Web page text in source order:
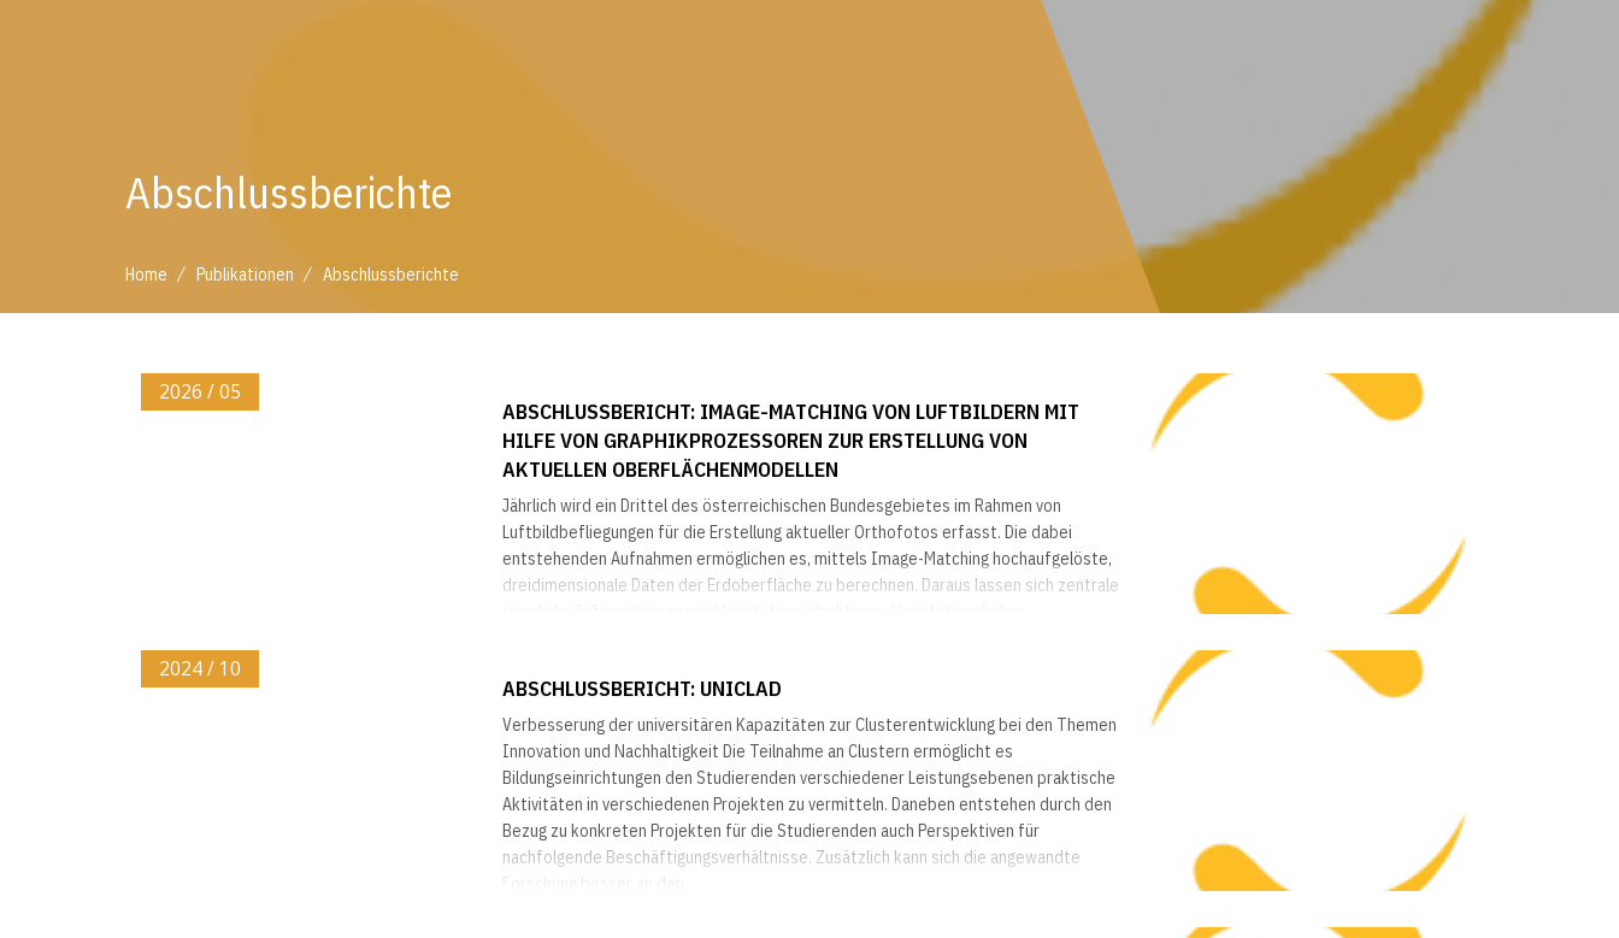
Abschlussberichte
Home / Publikationen / Abschlussberichte
2026 / 05
ABSCHLUSSBERICHT: IMAGE-MATCHING VON LUFTBILDERN MIT
HILFE VON GRAPHIKPROZESSOREN ZUR ERSTELLUNG VON
AKTUELLEN OBERFLÄCHENMODELLEN
Jährlich wird ein Drittel des österreichischen Bundesgebietes im Rahmen von
Luftbildbefliegungen für die Erstellung aktueller Orthofotos erfasst. Die dabei
entstehenden Aufnahmen ermöglichen es, mittels Image-Matching hochaufgelöste,
dreidimensionale Daten der Erdoberfläche zu berechnen. Daraus lassen sich zentrale
2024 / 10
ABSCHLUSSBERICHT: UNICLAD
Verbesserung der universitären Kapazitäten zur Clusterentwicklung bei den Themen
Innovation und Nachhaltigkeit Die Teilnahme an Clustern ermöglicht es
Bildungseinrichtungen den Studierenden verschiedener Leistungsebenen praktische
Aktivitäten in verschiedenen Projekten zu vermitteln. Daneben entstehen durch den
Bezug zu konkreten Projekten für die Studierenden auch Perspektiven für
nachfolgende Beschäftigungsverhältnisse. Zusätzlich kann sich die angewandte
Forschung besser an den...